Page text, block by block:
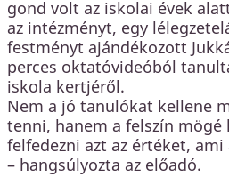
gond volt az iskolai évek
az intézményt, egy
festményt ajándékozott
perces oktatóvideóból
iskola kertjéről.
Nem a jó tanulókat kellene
tenni, hanem a felszín mögé
felfedezni azt az értéket,
– hangsúlyozta az előadó.